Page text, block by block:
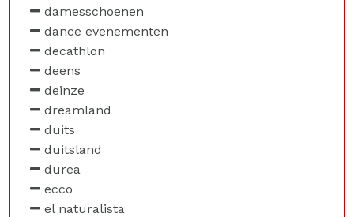
damesschoenen
dance evenementen
decathlon
deens
deinze
dreamland
duits
duitsland
durea
ecco
el naturalista